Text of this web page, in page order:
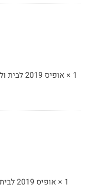
1
×אופיס 2019 לבית ולעסק | office 2019 Home & Business
1
× אופיס 2019 לבית ולסטודנט | office student & home